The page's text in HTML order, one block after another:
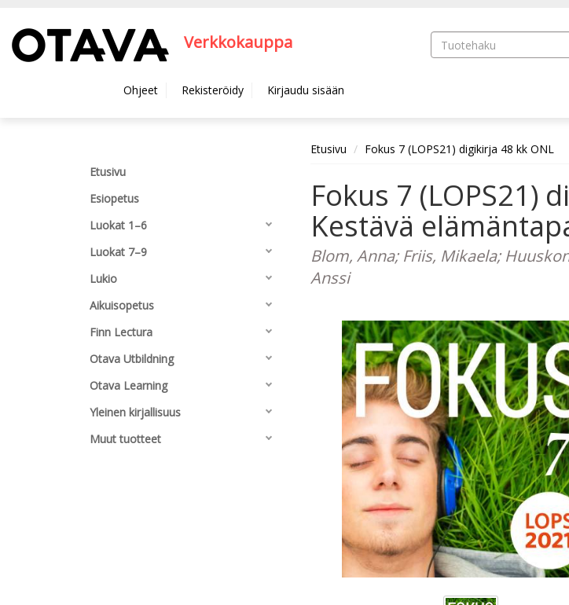
Verkkokauppa
Ohjeet Rekisteröidy Kirjaudu sisään
Etusivu
Esiopetus
Luokat 1–6
Luokat 7–9
Lukio
Aikuisopetus
Finn Lectura
Otava Utbildning
Otava Learning
Yleinen kirjallisuus
Muut tuotteet
Etusivu Fokus 7 (LOPS21) digikirja 48 kk ONL
Fokus 7 (LOPS21)
Kestävä
Blom, Anna; Friis, Mikaela;
Anssi